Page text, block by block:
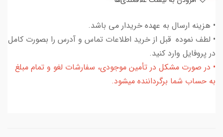
• هزینه ارسال به عهده خریدار می باشد.
• لطف نموده قبل از خرید اطلاعات تماس و آدرس را بصورت کامل
در پروفایل وارد کنید.
• در صورت مشکل در تأمین موجودی، سفارشات لغو و تمام مبلغ
به حساب شما برگرداننده میشود.